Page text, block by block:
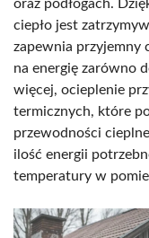
oraz podłogach.
ciepło jest
zapewnia przyjemny
na energię zarówno
więcej, ocieplenie
termicznych, które
przewodności
ilość energii
temperatury w